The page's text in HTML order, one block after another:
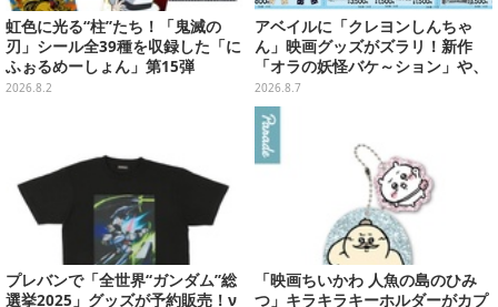
虹色に光る“柱”たち！「鬼滅の
刃」シール全39種を収録した「に
ふぉるめーしょん」第15弾
2026.8.2
アベイルに「クレヨンしんちゃ
ん」映画グッズがズラリ！新作
「オラの妖怪バケ～ション」や、
「ヘンダーランド」「暗黒タマタ
マ」などをフィーチャー
2026.8.7
プレバンで「全世界“ガンダム”総
選挙2025」グッズが予約販売！ν
「映画ちいかわ 人魚の島のひみ
つ」キラキラキーホルダーがカプ